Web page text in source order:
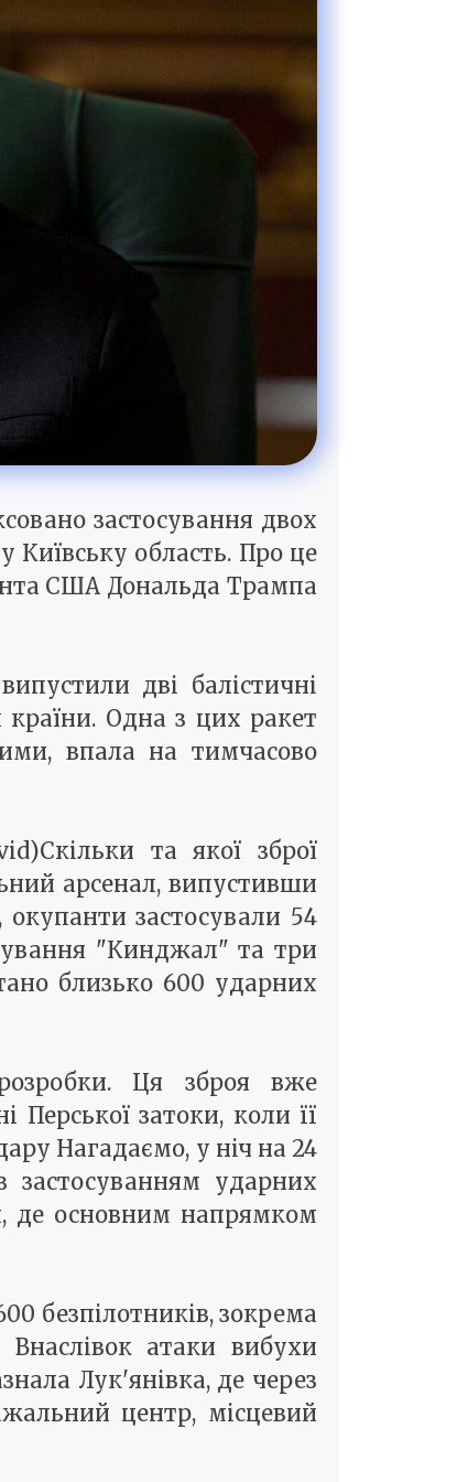
застосування двох
Київську область. Про це
США Дональда Трампа
дві балістичні
країни. Одна з цих ракет
впала на тимчасово
та якої зброї
арсенал, випустивши
окупанти застосували 54
"Кинджал" та три
близько 600 ударних
Ця зброя вже
затоки, коли її
Нагадаємо, у ніч на 24
застосуванням ударних
де основним напрямком
безпілотників, зокрема
атаки вибухи
Лук'янівка, де через
центр, місцевий